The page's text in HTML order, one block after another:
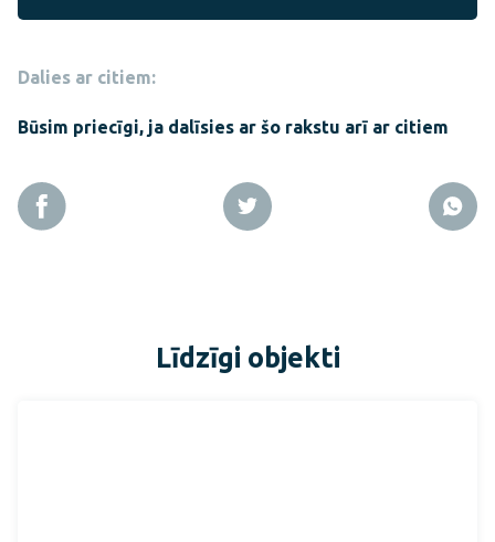
Dalies ar citiem:
Būsim priecīgi, ja dalīsies ar šo rakstu arī ar citiem
Līdzīgi objekti